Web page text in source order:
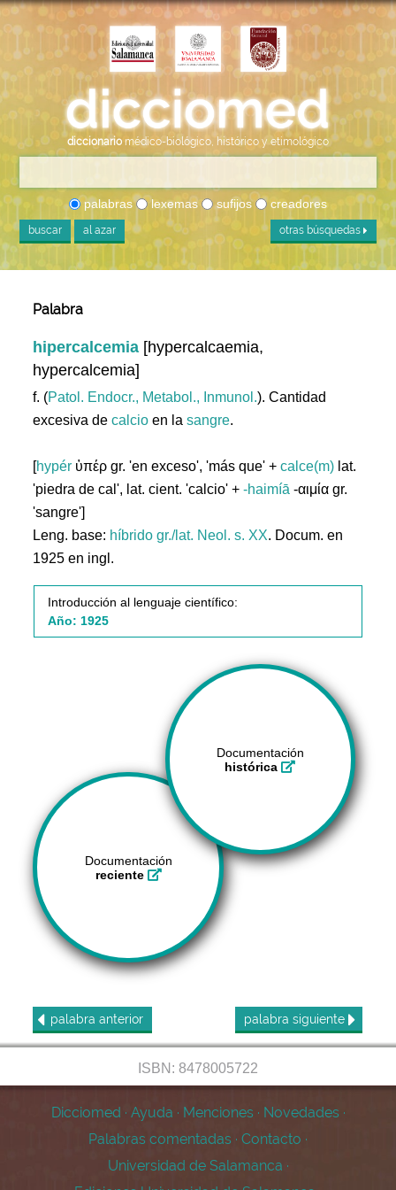
diccionario médico-biológico, histórico y etimológico
palabras lexemas sufijos creadores
buscar al azar otras búsquedas
Palabra
hipercalcemia [hypercalcaemia,
hypercalcemia]
f. (Patol. Endocr., Metabol., Inmunol.). Cantidad
excesiva decalcio en lasangre.
[hypér ὑπέρ gr. 'en exceso', 'más que' +calce(m) lat.
'piedra de cal', lat. cient. 'calcio' +-haimíā -αιμία gr.
'sangre']
Leng. base: híbrido gr./lat. Neol. s. XX. Docum. en
1925 en ingl.
Introducción al lenguaje científico:
Año: 1925
Documentación
histórica
Documentación
reciente
palabra anterior palabra siguiente
ISBN: 8478005722
Dicciomed · Ayuda · Menciones · Novedades ·
Palabras comentadas · Contacto ·
Universidad de Salamanca ·